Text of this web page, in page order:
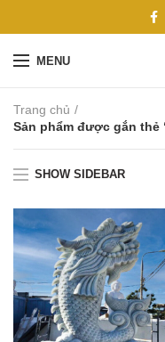
MENU
Trang chủ
Sản phẩm được gắn thẻ
SHOW SIDEBAR